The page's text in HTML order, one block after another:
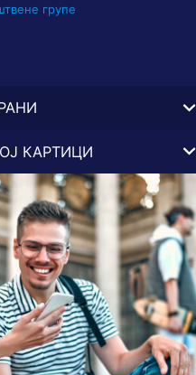
групе
на ЛИНК.
КАРТИЦИ
о студенској картици
наЛИНК.